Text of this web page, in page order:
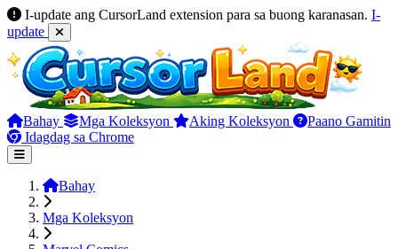
I-update ang CursorLand extension para sa buong karanasan. I-
update
Bahay Mga Koleksyon Aking Koleksyon
Paano Gamitin
Idagdag sa Chrome
Bahay
Mga Koleksyon